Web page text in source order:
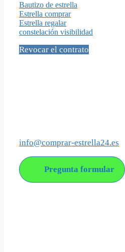
Bautizo de estrella
Estrella comprar
Estrella regalar
constelación visibilidad
Revocar el contrato
info@comprar-estrella24.es
Pregunta formular